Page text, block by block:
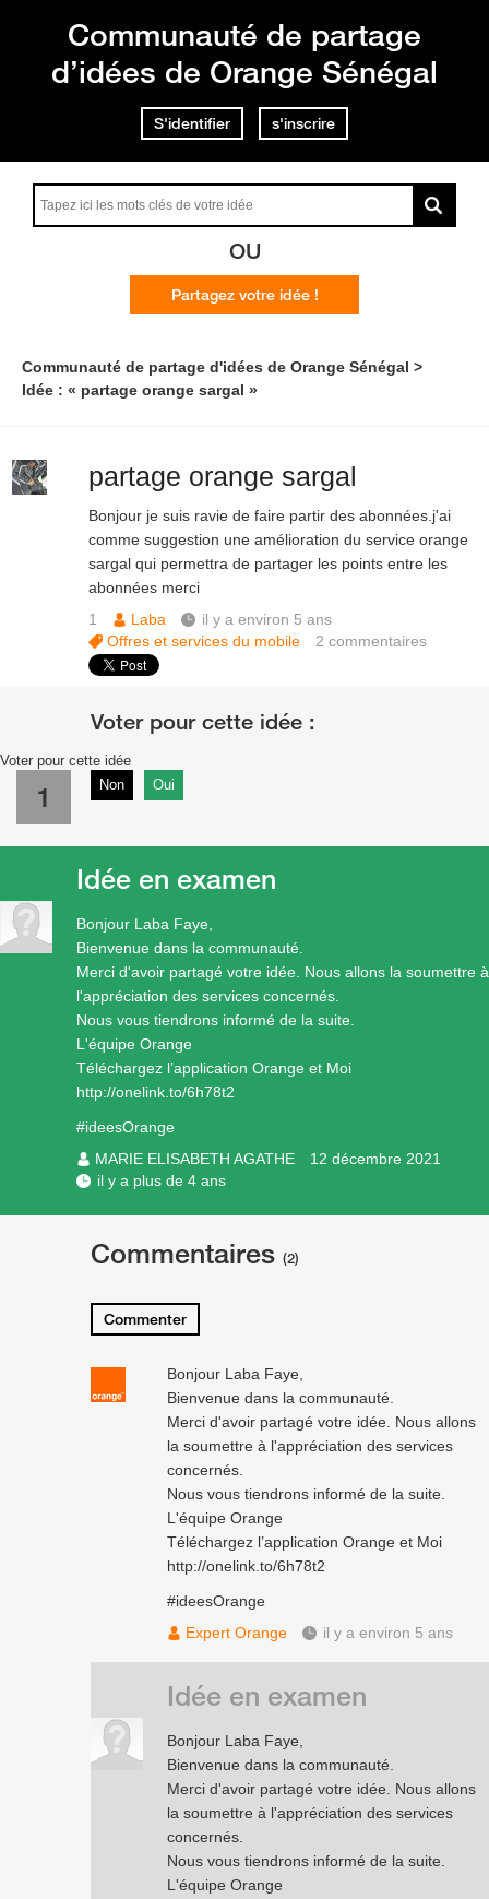
Communauté de partage
d’idées de Orange Sénégal
S'identifier s'inscrire
OU
Partagez votre idée !
Communauté de partage d'idées de Orange Sénégal
Idée : « partage orange sargal »
partage orange sargal
Bonjour je suis ravie de faire partir des abonnées.j'ai
comme suggestion une amélioration du service orange
sargal qui permettra de partager les points entre les
abonnées merci
1
Laba
il y a environ 5 ans
Offres et services du mobile
2commentaires
Voter pour cette idée
1 Non Oui
Bonjour Laba Faye,
Bienvenue dans la communauté.
Merci d'avoir partagé votre idée. Nous allons la soumettre à
l'appréciation des services concernés.
Nous vous tiendrons informé de la suite.
L'équipe Orange
Téléchargez l’application Orange et Moi
http://onelink.to/6h78t2
#ideesOrange
MARIE ELISABETH AGATHE
12 décembre 2021
il y a plus de 4 ans
Idée en examen
Commentaires (2)
Commenter
Bonjour Laba Faye,
Bienvenue dans la communauté.
Merci d'avoir partagé votre idée. Nous allons
la soumettre à l'appréciation des services
concernés.
Nous vous tiendrons informé de la suite.
L'équipe Orange
Téléchargez l’application Orange et Moi
http://onelink.to/6h78t2
#ideesOrange
Expert Orange
il y a environ 5 ans
Bonjour Laba Faye,
Bienvenue dans la communauté.
Merci d'avoir partagé votre idée. Nous allons
la soumettre à l'appréciation des services
concernés.
Nous vous tiendrons informé de la suite.
L'équipe Orange
Idée en examen